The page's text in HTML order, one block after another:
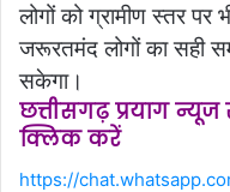
लोगों को ग्रामीण स्तर पर
जरूरतमंद लोगों का सही
सकेगा।
छत्तीसगढ़ प्रयाग
क्लिक करें
https://